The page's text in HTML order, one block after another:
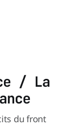
/ La
du front